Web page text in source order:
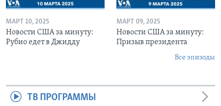
МАРТ 10, 2025
Новости США за минуту:
Рубио едет в Джидду
МАРТ 09, 2025
Новости США за минуту:
Призыв президента
Все эпизоды
ТВ ПРОГРАММЫ